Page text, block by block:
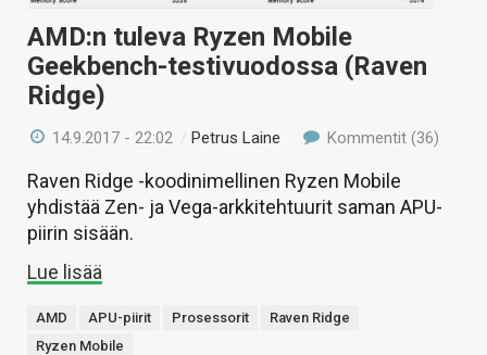
AMD:n tuleva Ryzen Mobile
Geekbench-testivuodossa (Raven
Ridge)
14.9.2017 - 22:02 /Petrus Laine Kommentit (36)
Raven Ridge -koodinimellinen Ryzen Mobile
yhdistää Zen- ja Vega-arkkitehtuurit saman APU-
piirin sisään.
Lue lisää
AMD APU-piirit Prosessorit
Raven Ridge
Ryzen Mobile